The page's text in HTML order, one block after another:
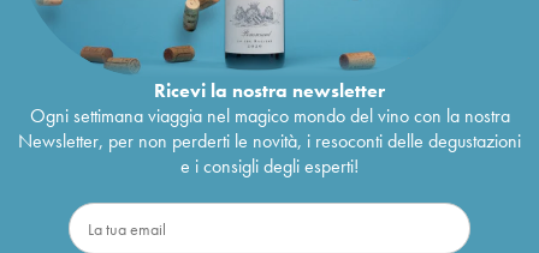
Ricevi la nostra newsletter
Ogni settimana viaggia nel magico mondo del vino con la nostra
Newsletter, per non perderti le novità, i resoconti delle degustazioni
e i consigli degli esperti!